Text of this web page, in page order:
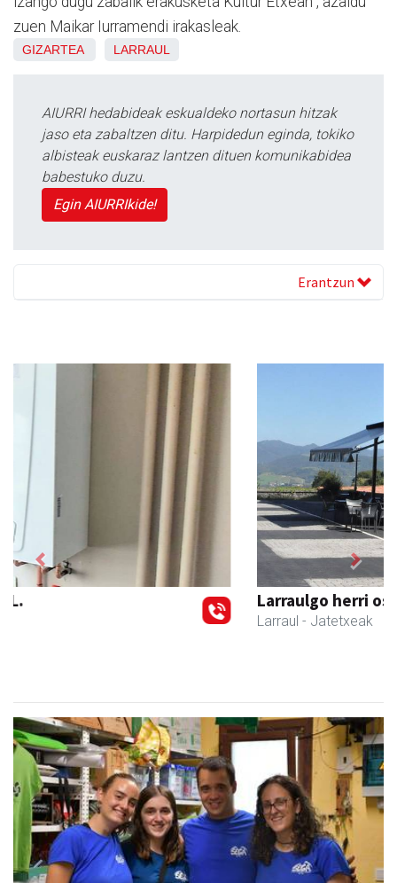
zuen Maikar Iurramendi irakasleak.
GIZARTEA LARRAUL
AIURRI hedabideak eskualdeko nortasun hitzak
jaso eta zabaltzen ditu. Harpidedun eginda, tokiko
albisteak euskaraz lantzen dituen komunikabidea
babestuko duzu.
Egin AIURRIkide!
Erantzun
Larraulgo herri ostatua
Previous Next